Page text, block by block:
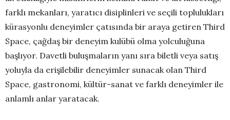
farklı mekanları, yaratıcı disiplinleri ve seçili toplulukları
kürasyonlu deneyimler çatısında bir araya getiren Third
Space, çağdaş bir deneyim kulübü olma yolculuğuna
başlıyor. Davetli buluşmaların yanı sıra biletli veya satış
yoluyla da erişilebilir deneyimler sunacak olan Third
Space, gastronomi, kültür-sanat ve farklı deneyimler ile
anlamlı anlar yaratacak.